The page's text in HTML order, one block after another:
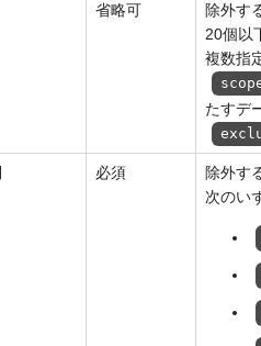
省略可
除外す
20個以
複数指
たすデ
必須
除外す
次のい